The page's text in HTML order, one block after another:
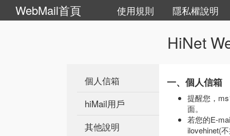
WebMail首頁 使用規則 隱私權說明
HiNet
個人信箱
hiMail用戶
其他說明
一、個人信箱
提醒您，
面。
若您的E-
ilovehinet(